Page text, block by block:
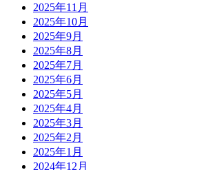
2025年11月
2025年10月
2025年9月
2025年8月
2025年7月
2025年6月
2025年5月
2025年4月
2025年3月
2025年2月
2025年1月
2024年12月